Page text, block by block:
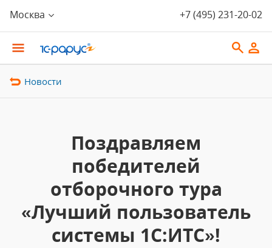
Москва +7 (495) 231-20-02
Новости
Поздравляем
победителей
отборочного тура
«Лучший пользователь
системы 1С:ИТС»!